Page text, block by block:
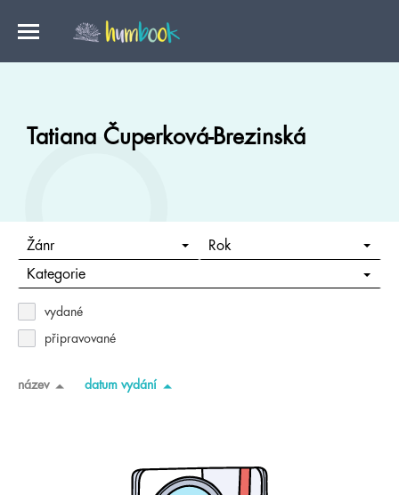
Tatiana Čuperková-Brezinská
Žánr Rok
Kategorie
vydané
připravované
název datum vydání